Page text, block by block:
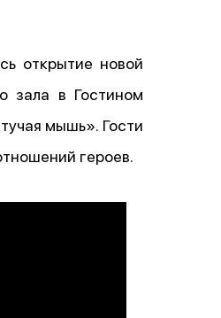
открытие новой
зала в Гостином
мышь». Гости
героев.